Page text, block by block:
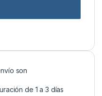
son
de 1 a 3 días